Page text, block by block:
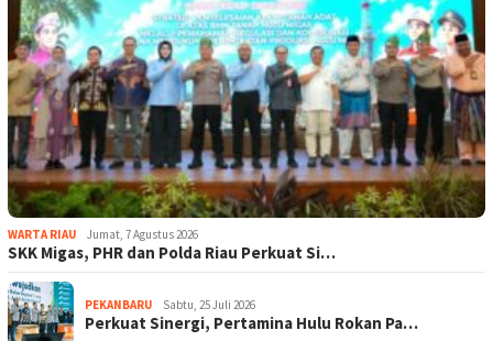
WARTA RIAU Jumat, 7 Agustus 2026
SKK Migas, PHR dan Polda Riau Perkuat Si…
PEKANBARU Sabtu, 25 Juli 2026
Perkuat Sinergi, Pertamina Hulu Rokan Pa…